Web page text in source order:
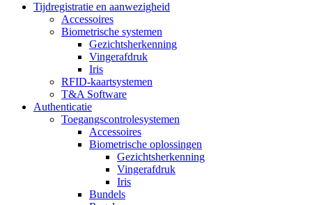
Tijdregistratie en aanwezigheid
Accessoires
Biometrische systemen
Gezichtsherkenning
Vingerafdruk
Iris
RFID-kaartsystemen
T&A Software
Authenticatie
Toegangscontrolesystemen
Accessoires
Biometrische oplossingen
Gezichtsherkenning
Vingerafdruk
Iris
Bundels